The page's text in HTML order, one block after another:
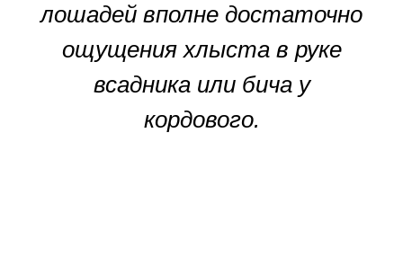
лошадей вполне достаточно
ощущения хлыста в руке
всадника или бича у
кордового.